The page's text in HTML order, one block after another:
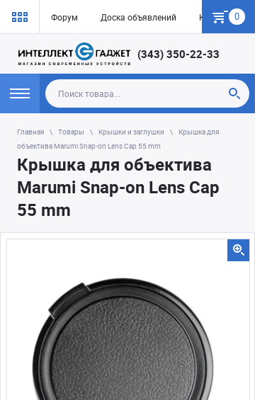
Форум Доска объявлений Как купить
0
(343) 350-22-33
Главная Товары Крышки и заглушки
Крышка для
объектива Marumi Snap-on Lens Cap 55 mm
Крышка для объектива
Marumi Snap-on Lens Cap
55 mm